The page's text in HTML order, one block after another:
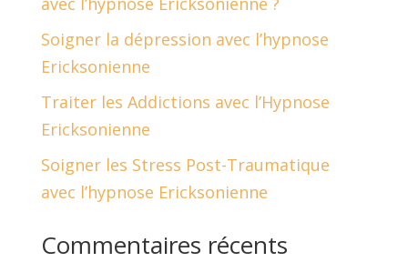
Soigner la dépression avec l’hypnose
Ericksonienne
Traiter les Addictions avec l’Hypnose
Ericksonienne
Soigner les Stress Post-Traumatique
avec l’hypnose Ericksonienne
Commentaires récents